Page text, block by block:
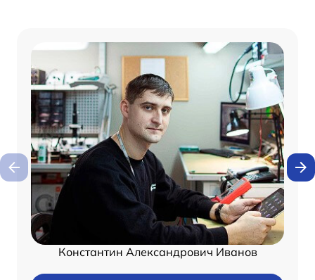
Константин Александрович Иванов